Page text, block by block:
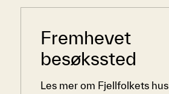
Sidemeny
Fremhevet
besøkssted
Les mer om Fjellfolkets hus